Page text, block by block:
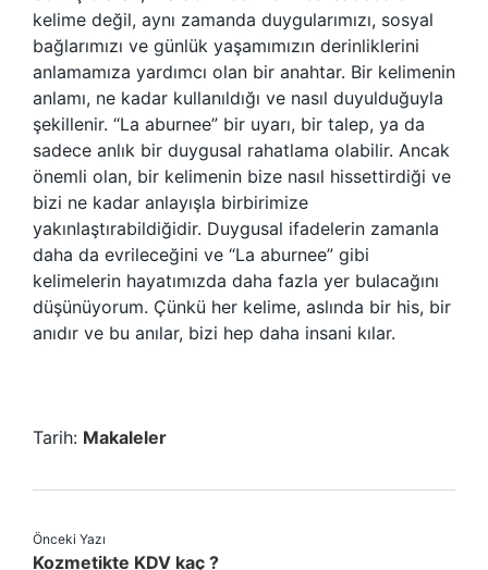
kelime değil, aynı zamanda duygularımızı, sosyal
bağlarımızı ve günlük yaşamımızın derinliklerini
anlamamıza yardımcı olan bir anahtar. Bir kelimenin
anlamı, ne kadar kullanıldığı ve nasıl duyulduğuyla
şekillenir. “La aburnee” bir uyarı, bir talep, ya da
sadece anlık bir duygusal rahatlama olabilir. Ancak
önemli olan, bir kelimenin bize nasıl hissettirdiği ve
bizi ne kadar anlayışla birbirimize
yakınlaştırabildiğidir. Duygusal ifadelerin zamanla
daha da evrileceğini ve “La aburnee” gibi
kelimelerin hayatımızda daha fazla yer bulacağını
düşünüyorum. Çünkü her kelime, aslında bir his, bir
anıdır ve bu anılar, bizi hep daha insani kılar.
Tarih: Makaleler
Önceki Yazı
Kozmetikte KDV kaç ?